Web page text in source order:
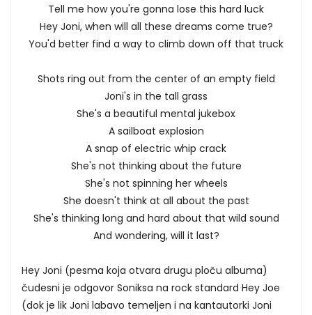
Tell me how you're gonna lose this hard luck
Hey Joni, when will all these dreams come true?
You'd better find a way to climb down off that truck
Shots ring out from the center of an empty field
Joni's in the tall grass
She's a beautiful mental jukebox
A sailboat explosion
A snap of electric whip crack
She's not thinking about the future
She's not spinning her wheels
She doesn't think at all about the past
She's thinking long and hard about that wild sound
And wondering, will it last?
Hey Joni (pesma koja otvara drugu ploču albuma)
čudesni je odgovor Soniksa na rock standard Hey Joe
(dok je lik Joni labavo temeljen i na kantautorki Joni